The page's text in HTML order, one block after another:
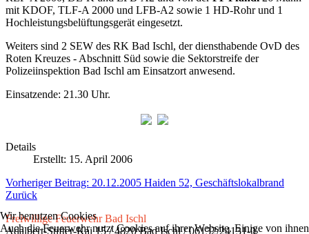
mit KDOF, TLF-A 2000 und LFB-A2 sowie 1 HD-Rohr und 1
Hochleistungsbelüftungsgerät eingesetzt.
Weiters sind 2 SEW des RK Bad Ischl, der diensthabende OvD des
Roten Kreuzes - Abschnitt Süd sowie die Sektorstreife der
Polizeiinspektion Bad Ischl am Einsatzort anwesend.
Einsatzende: 21.30 Uhr.
Details
Erstellt: 15. April 2006
Vorheriger Beitrag: 20.12.2005 Haiden 52, Geschäftslokalbrand
Zurück
Freiwillige Feuerwehr Bad Ischl
Adalbert-Stifter-Kai 15 / 4820 Bad Ischl / 06132/24131-0
Wir benutzen Cookies
Auch die Feuerwehr nutzt Cookies auf ihrer Website. Einige von ihnen